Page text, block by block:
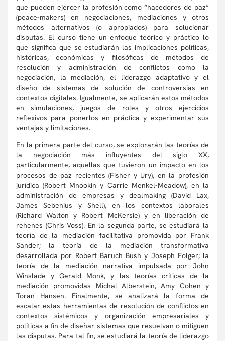
que pueden ejercer la profesión como “hacedores de paz”
(peace-makers) en negociaciones, mediaciones y otros
métodos alternativos (o apropiados) para solucionar
disputas. El curso tiene un enfoque teórico y práctico lo
que significa que se estudiarán las implicaciones políticas,
históricas, económicas y filosóficas de métodos de
resolución y administración de conflictos como la
negociación, la mediación, el liderazgo adaptativo y el
diseño de sistemas de solución de controversias en
contextos digitales. Igualmente, se aplicarán estos métodos
en simulaciones, juegos de roles y otros ejercicios
reflexivos para ponerlos en práctica y experimentar sus
ventajas y limitaciones.
En la primera parte del curso, se explorarán las teorías de
la negociación más influyentes del siglo XX,
particularmente, aquellas que tuvieron un impacto en los
procesos de paz recientes (Fisher y Ury), en la profesión
jurídica (Robert Mnookin y Carrie Menkel-Meadow), en la
administración de empresas y dealmaking (David Lax,
James Sebenius y Shell), en los contextos laborales
(Richard Walton y Robert McKersie) y en liberación de
rehenes (Chris Voss). En la segunda parte, se estudiará la
teoría de la mediación facilitativa promovida por Frank
Sander; la teoría de la mediación transformativa
desarrollada por Robert Baruch Bush y Joseph Folger; la
teoría de la mediación narrativa impulsada por John
Winslade y Gerald Monk, y las teorías críticas de la
mediación promovidas Michal Alberstein, Amy Cohen y
Toran Hansen. Finalmente, se analizará la forma de
escalar estas herramientas de resolución de conflictos en
contextos sistémicos y organización empresariales y
políticas a fin de diseñar sistemas que resuelvan o mitiguen
las disputas. Para tal fin, se estudiará la teoría de liderazgo